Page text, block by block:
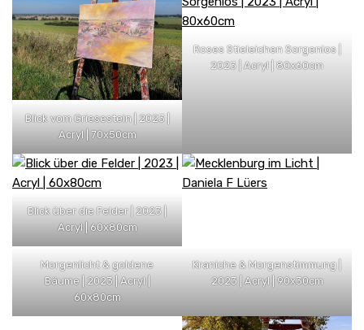
Blick vom Griesestein | 2023 |
Acryl | 70x50cm
Roses Stieleichen Sorgenlos |
2023 | Acryl | 80x60cm
Blick über die Felder | 2023 |
Acryl | 60x80cm
Morgenlicht & goldene
Bäume | 2023 | Acryl |
60x80cm
Kraniche & Morgenstimmung |
2023 | Acryl | 90x30cm